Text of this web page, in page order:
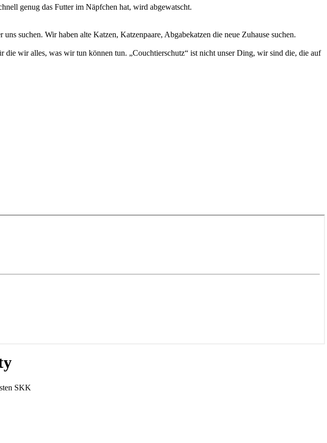
genug das Futter im Näpfchen hat, wird abgewatscht.
suchen. Wir haben alte Katzen, Katzenpaare, Abgabekatzen die neue Zuhause suchen.
die wir alles, was wir tun können tun. „Couchtierschutz“ ist nicht unser Ding, wir sind die, die auf
SKK